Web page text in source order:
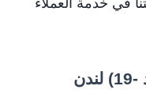
في خدمة العملاء